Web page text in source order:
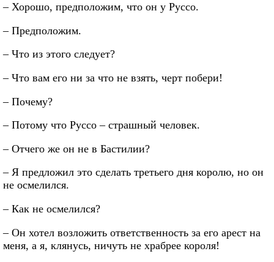
– Хорошо, предположим, что он у Руссо.
– Предположим.
– Что из этого следует?
– Что вам его ни за что не взять, черт побери!
– Почему?
– Потому что Руссо – страшный человек.
– Отчего же он не в Бастилии?
– Я предложил это сделать третьего дня королю, но он
не осмелился.
– Как не осмелился?
– Он хотел возложить ответственность за его арест на
меня, а я, клянусь, ничуть не храбрее короля!